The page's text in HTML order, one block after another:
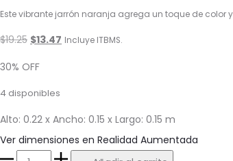
Este vibrante jarrón naranja agrega un toque de color
$19.25 El
era:
$19.25.
$13.47 El
$13.47.
Incluye ITBMS.
30% OFF
4 disponibles
Alto: 0.22 x Ancho: 0.15 x Largo: 0.15 m
Ver dimensiones en Realidad Aumentada